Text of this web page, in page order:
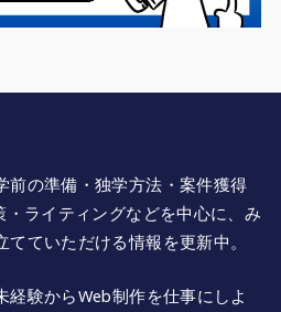
前の準備・独学方法・案件獲得
・ライティングなどを中心に、み
ていただける情報を更新中。
験からWeb制作を仕事にしよ